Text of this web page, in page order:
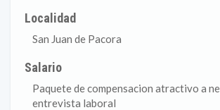
Localidad
San Juan de Pacora
Salario
Paquete de compensacion atractivo a
entrevista laboral